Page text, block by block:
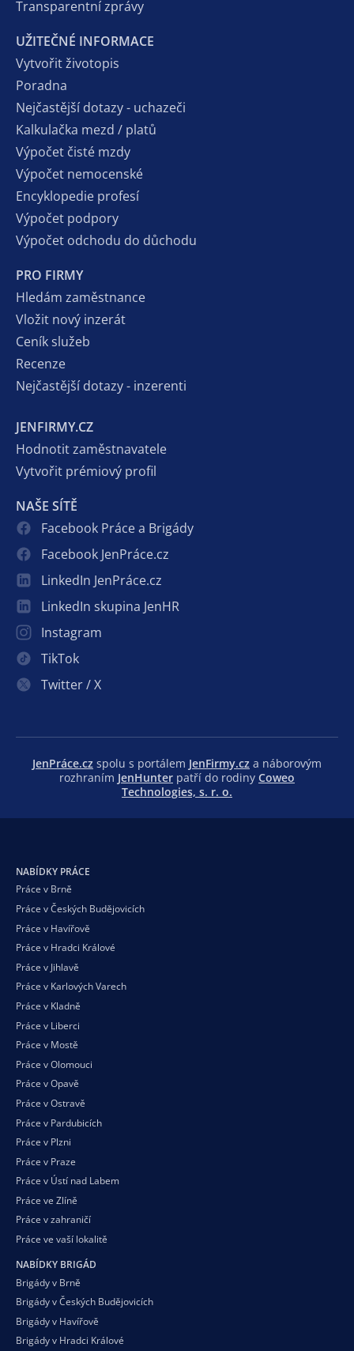
Transparentní zprávy
UŽITEČNÉ INFORMACE
Vytvořit životopis
Poradna
Nejčastější dotazy - uchazeči
Kalkulačka mezd / platů
Výpočet čisté mzdy
Výpočet nemocenské
Encyklopedie profesí
Výpočet podpory
Výpočet odchodu do důchodu
PRO FIRMY
Hledám zaměstnance
Vložit nový inzerát
Ceník služeb
Recenze
Nejčastější dotazy - inzerenti
JENFIRMY.CZ
Hodnotit zaměstnavatele
Vytvořit prémiový profil
NAŠE SÍTĚ
Facebook Práce a Brigády
Facebook JenPráce.cz
LinkedIn JenPráce.cz
LinkedIn skupina JenHR
Instagram
TikTok
Twitter / X
JenPráce.cz spolu s portálem JenFirmy.cz a náborovým
rozhraním JenHunter patří do rodiny Coweo
Technologies, s. r. o.
NABÍDKY PRÁCE
Práce v Brně
Práce v Českých Budějovicích
Práce v Havířově
Práce v Hradci Králové
Práce v Jihlavě
Práce v Karlových Varech
Práce v Kladně
Práce v Liberci
Práce v Mostě
Práce v Olomouci
Práce v Opavě
Práce v Ostravě
Práce v Pardubicích
Práce v Plzni
Práce v Praze
Práce v Ústí nad Labem
Práce ve Zlíně
Práce v zahraničí
Práce ve vaší lokalitě
NABÍDKY BRIGÁD
Brigády v Brně
Brigády v Českých Budějovicích
Brigády v Havířově
Brigády v Hradci Králové